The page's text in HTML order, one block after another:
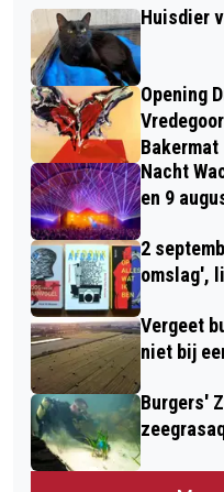
Huisdier
Opening
Bakermat
Nacht
en 9
2
omslag',
Vergeet
niet bij
Burgers'